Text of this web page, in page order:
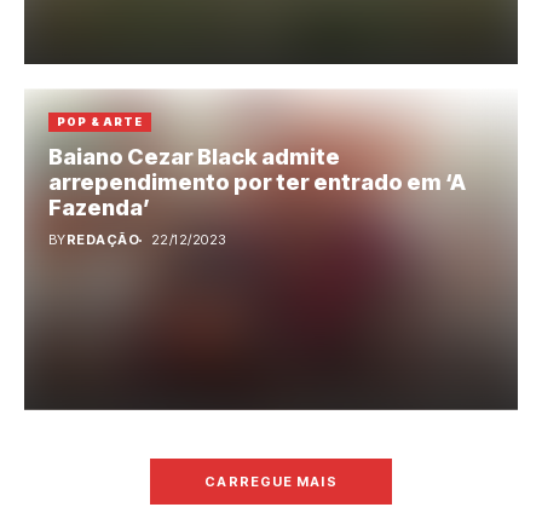
POP & ARTE
Baiano Cezar Black admite
arrependimento por ter entrado em ‘A
Fazenda’
BYREDAÇÃO 22/12/2023
CARREGUE MAIS